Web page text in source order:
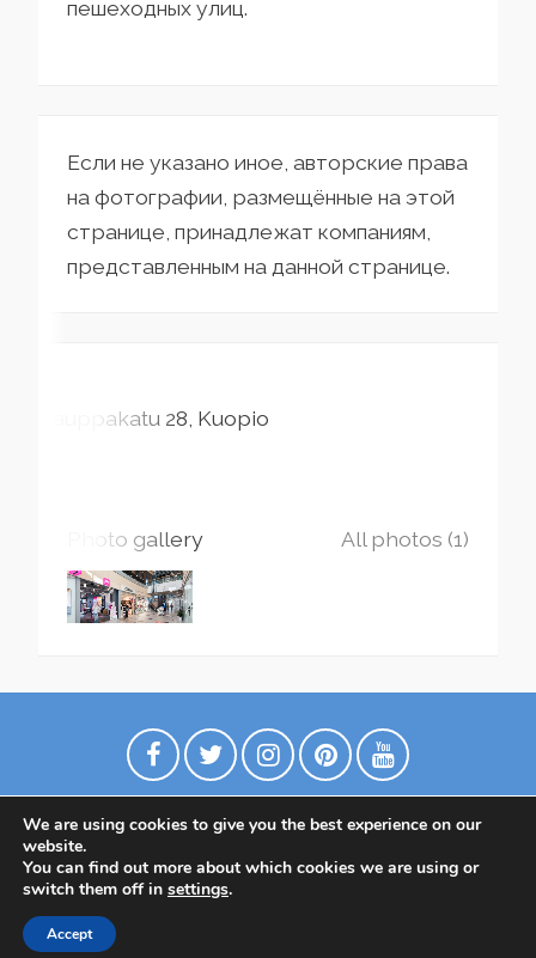
пешеходных улиц.
Если не указано иное, авторские права
на фотографии, размещённые на этой
странице, принадлежат компаниям,
представленным на данной странице.
Kauppakatu 28 Kuopio
Photo gallery All photos (1)
Политика конфиденциальности
We are using cookies to give you the best experience on our
website.
You can find out more about which cookies we are using or
switch them off in settings.
Accept